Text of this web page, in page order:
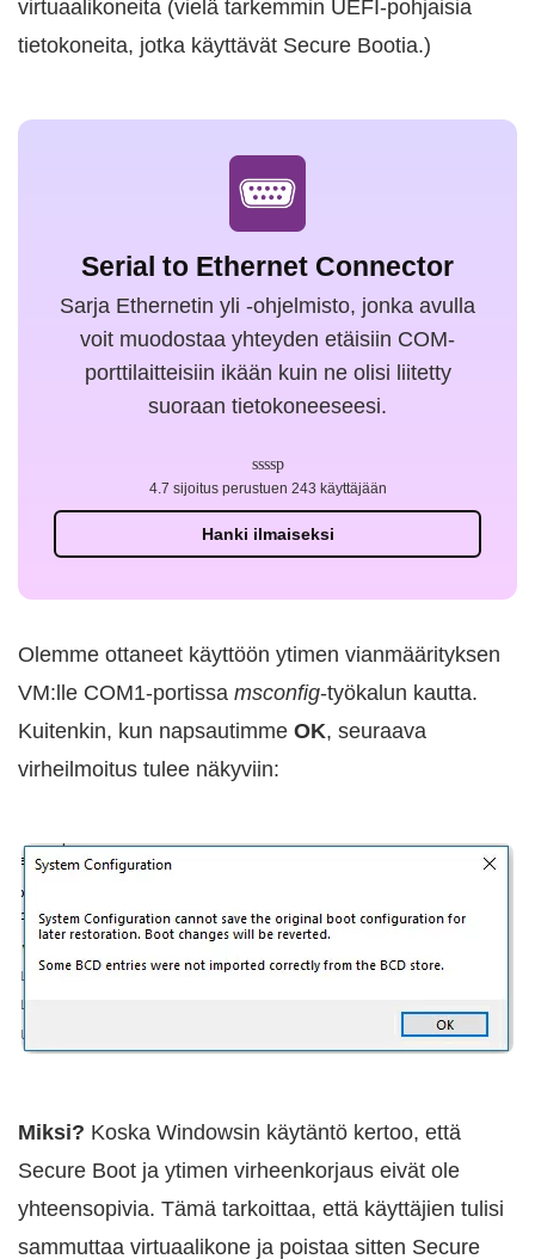
virtuaalikoneita (vielä tarkemmin UEFI-pohjaisia
tietokoneita, jotka käyttävät Secure Bootia.)
Serial to Ethernet Connector
Sarja Ethernetin yli -ohjelmisto, jonka avulla
voit muodostaa yhteyden etäisiin COM-
porttilaitteisiin ikään kuin ne olisi liitetty
suoraan tietokoneeseesi.
Hanki ilmaiseksi
4.7 sijoitus perustuen 243 käyttäjään
Olemme ottaneet käyttöön ytimen vianmäärityksen
VM:lle COM1-portissa msconfig-työkalun kautta.
Kuitenkin, kun napsautimme OK, seuraava
virheilmoitus tulee näkyviin:
Miksi? Koska Windowsin käytäntö kertoo, että
Secure Boot ja ytimen virheenkorjaus eivät ole
yhteensopivia. Tämä tarkoittaa, että käyttäjien tulisi
sammuttaa virtuaalikone ja poistaa sitten Secure